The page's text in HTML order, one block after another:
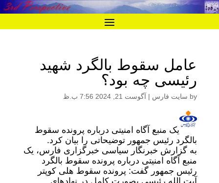
عامل سقوط بالگرد شهید
رئیسی چه بود؟
by سایت فارس | آگوست 21, 2024 7:56 ب.ظ
یک منبع آگاه امنیتی درباره پرونده سقوط
بالگرد رئیس جمهور توضیحاتی را بیان کرد.
به گزارش خبرنگار سیاسی خبرگزاری فارس، یک
منبع آگاه امنیتی درباره پرونده سقوط بالگرد
رئیس جمهور گفت: پرونده سقوط هلی کوپتر
آیت الله رئیسی بصورت کامل در نهادهای